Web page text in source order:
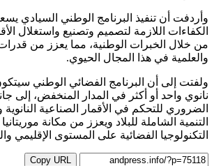
وأردفت أن تنفيذ البرنامج الوطني السيادي
الكفاءات اللازمة لتصميم وتصنيع واستغلال
من خلال الخبرات الوطنية، مما يعزز من قدرات
والعلمية في هذا المجال الحيوي.
ولفتت إلى أن البرنامج الفضائي الوطني
نانوي واحد أو أكثر في المدار المنخفض، إلى
الضروري للتحكم في الأقمار الصناعية النانوية
التنمية الشاملة للبلاد ويعزز من مكانة
التكنولوجيا الفضائية على المستوى الإقليمي
Copy URL